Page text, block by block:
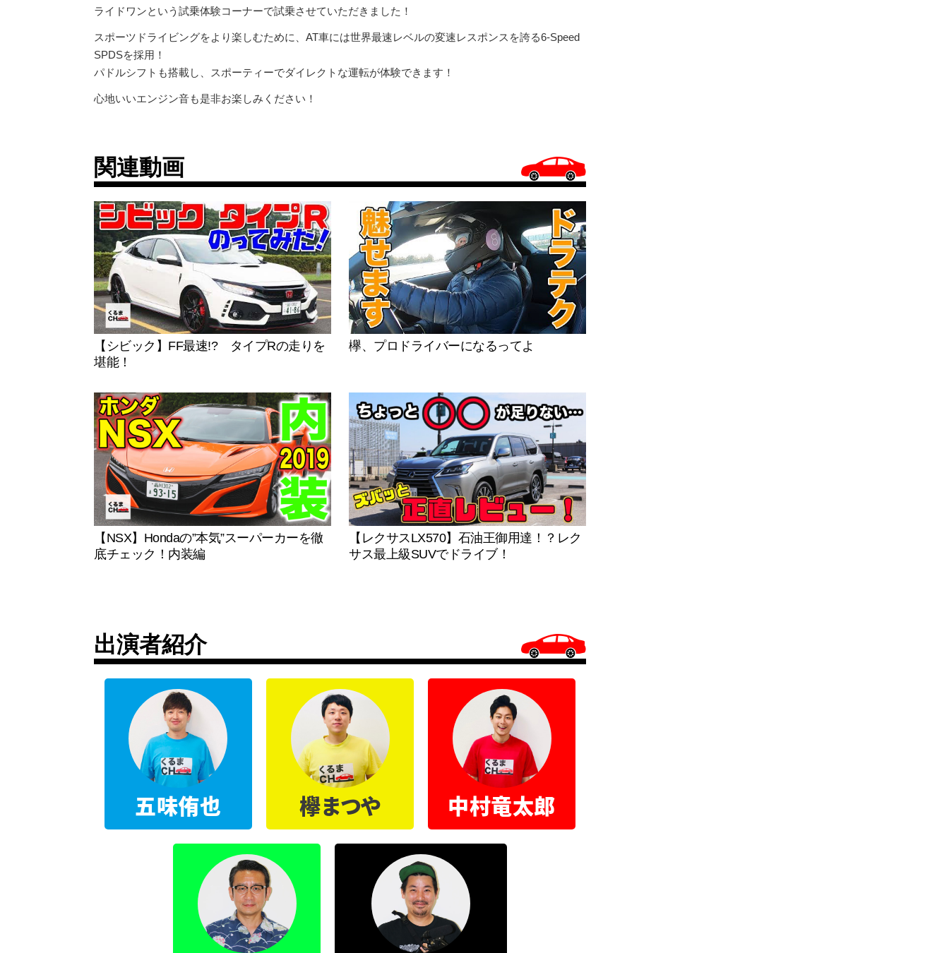
ライドワンという試乗体験コーナーで試乗させていただきました！
スポーツドライビングをより楽しむために、AT車には世界最速レベルの変速レスポンスを誇る6-Speed
SPDSを採用！
パドルシフトも搭載し、スポーティーでダイレクトな運転が体験できます！
心地いいエンジン音も是非お楽しみください！
関連動画
【シビック】FF最速!? タイプRの走りを
堪能！
欅、プロドライバーになるってよ
【NSX】Hondaの”本気”スーパーカーを徹
底チェック！内装編
【レクサスLX570】石油王御用達！？レク
サス最上級SUVでドライブ！
出演者紹介
五味侑也 欅まつや 中村竜太郎